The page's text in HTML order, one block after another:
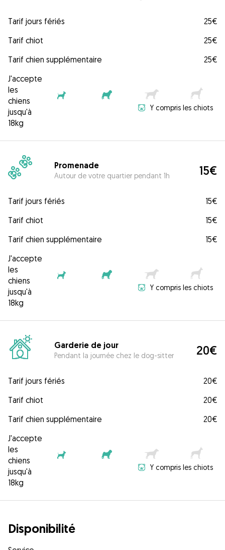
Tarif jours fériés
25€
Tarif chiot
25€
Tarif chien supplémentaire
25€
J'accepte
les
chiens
jusqu'à
18kg
Y compris les chiots
Promenade
Autour de votre quartier pendant 1h 15€
Tarif jours fériés
15€
Tarif chiot
15€
Tarif chien supplémentaire
15€
J'accepte
les
chiens
jusqu'à
18kg
Y compris les chiots
Garderie de jour
Pendant la journée chez le dog-sitter 20€
Tarif jours fériés
20€
Tarif chiot
20€
Tarif chien supplémentaire
20€
J'accepte
les
chiens
jusqu'à
18kg
Y compris les chiots
Disponibilité